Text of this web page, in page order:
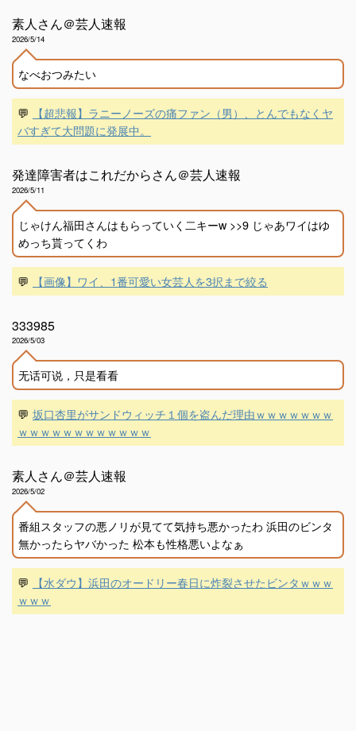
素人さん＠芸人速報
2026/5/14
なべおつみたい
💬
【超悲報】ラニーノーズの痛ファン（男）、とんでもなくヤ
バすぎて大問題に発展中。
発達障害者はこれだからさん＠芸人速報
2026/5/11
じゃけん福田さんはもらっていく二キーw >>9 じゃあワイはゆ
めっち貰ってくわ
💬 【画像】ワイ、1番可愛い女芸人を3択まで絞る
333985
2026/5/03
无话可说，只是看看
💬 坂口杏里がサンドウィッチ１個を盗んだ理由ｗｗｗｗｗｗｗ
ｗｗｗｗｗｗｗｗｗｗｗｗ
素人さん＠芸人速報
2026/5/02
番組スタッフの悪ノリが見てて気持ち悪かったわ 浜田のビンタ
無かったらヤバかった 松本も性格悪いよなぁ
💬
【水ダウ】浜田のオードリー春日に炸裂させたビンタｗｗｗ
ｗｗｗ